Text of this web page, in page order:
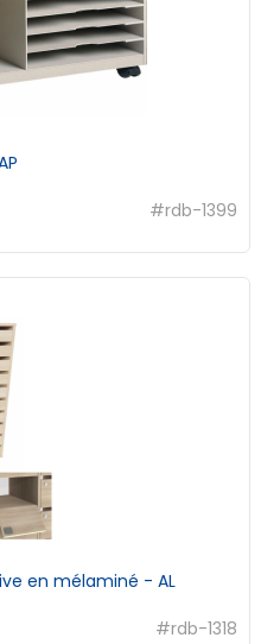
#rdb-1399
en mélaminé - AL
#rdb-1318